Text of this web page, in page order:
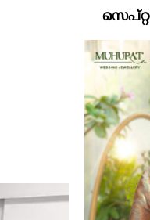
സെപ്റ്റംബർ